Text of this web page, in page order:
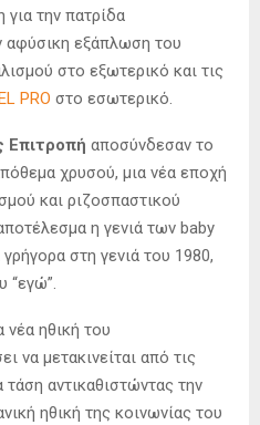
την πατρίδα
εξάπλωση του
στο εξωτερικό και τις
PRO στο εσωτερικό.
Επιτροπή αποσύνδεσαν το
χρυσού, μια νέα εποχή
και ριζοσπαστικού
η γενιά των baby
στη γενιά του 1980,
“εγώ”.
νέα ηθική του
να μετακινείται από τις
αντικαθιστώντας την
ηθική της κοινωνίας του